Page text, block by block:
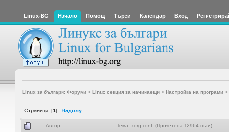
Linux-BG Начало Помощ Търси Календар Вход
Linux за българи: Форуми> Linux секция за начинаещи> Настройка на програми>
Страници: [1] Надолу
Автор Тема: xorg.conf (Прочетена 12964 пъти)